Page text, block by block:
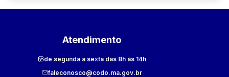
Atendimento
de segunda a sexta das 8h às 14h
faleconosco@codo.ma.gov.br